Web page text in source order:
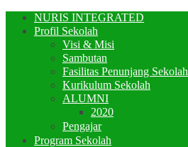
NURIS INTEGRATED
Profil Sekolah
Visi & Misi
Sambutan
Fasilitas Penunjang Sekolah
Kurikulum Sekolah
ALUMNI
2020
Pengajar
Program Sekolah